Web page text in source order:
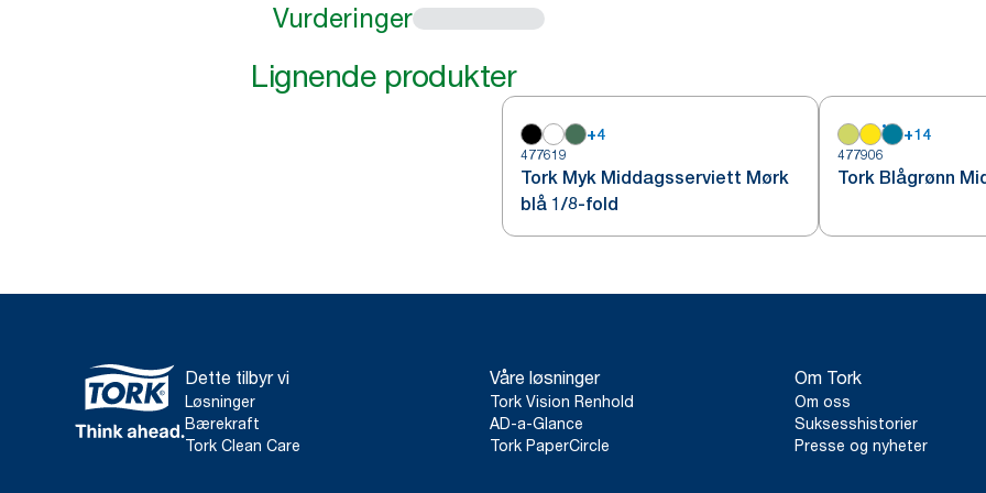
Vurderinger
Lignende produkter
+4
477619
Tork Myk Middagsserviett Mørk
blå 1/8-fold
+14
477906
Tork Blågrønn
Dette tilbyr vi
Løsninger
Bærekraft
Tork Clean Care
Våre løsninger
Tork Vision Renhold
AD-a-Glance
Tork PaperCircle
Om Tork
Om oss
Suksesshistorier
Presse og nyheter